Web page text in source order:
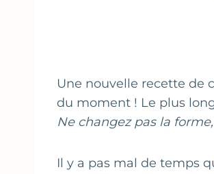
Une nouvelle recette de
du moment ! Le plus
Ne changez pas la
Il y a pas mal de temps